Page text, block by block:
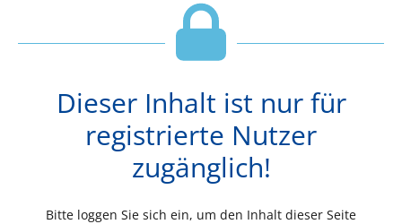
Dieser Inhalt ist nur für
registrierte Nutzer
zugänglich!
Bitte loggen Sie sich ein, um den Inhalt dieser Seite